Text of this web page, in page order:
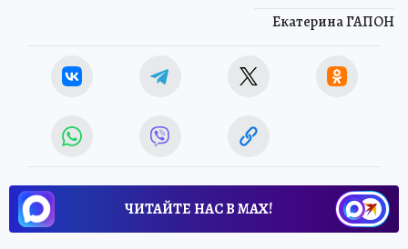
Екатерина ГАПОН
ЧИТАЙТЕ НАС В МАХ!